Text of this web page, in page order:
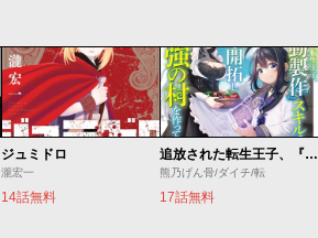
ジュミドロ
瀧宏一
14話無料
追放された転生王子、『自動製作』スキルで領地を爆速で開拓し最強の村を作ってしまう
熊乃げん骨/ダイチ/転
17話無料